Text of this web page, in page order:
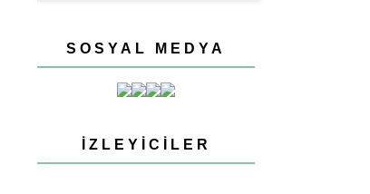
SOSYAL MEDYA
İZLEYICILER